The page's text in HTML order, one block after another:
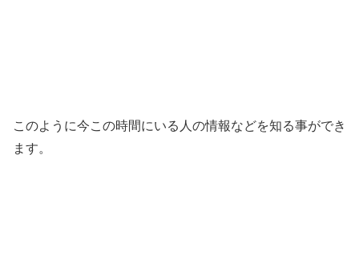
このように今この時間にいる人の情報などを知る事ができ
ます。